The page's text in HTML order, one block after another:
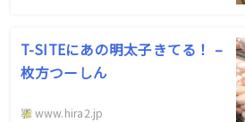
T-SITEにあの明太子きてる！ –
枚方つーしん
www.hira2.jp